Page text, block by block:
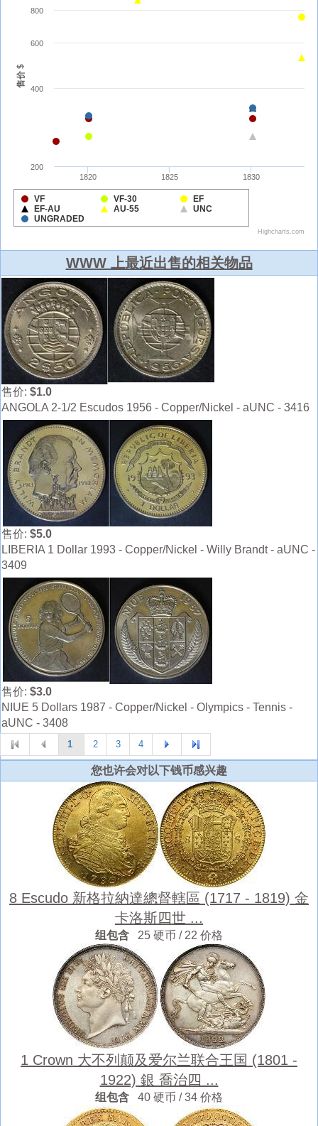
WWW 上最近出售的相关物品
售价: $1.0
ANGOLA 2-1/2 Escudos 1956 - Copper/Nickel - aUNC - 3416
售价: $5.0
LIBERIA 1 Dollar 1993 - Copper/Nickel - Willy Brandt - aUNC -
3409
售价: $3.0
NIUE 5 Dollars 1987 - Copper/Nickel - Olympics - Tennis -
aUNC - 3408
1 2 3 4
您也许会对以下钱币感兴趣
8 Escudo 新格拉納達總督轄區 (1717 - 1819) 金
卡洛斯四世 ...
组包含 25 硬币 / 22 价格
1 Crown 大不列颠及爱尔兰联合王国 (1801 -
1922) 銀 喬治四 ...
组包含 40 硬币 / 34 价格